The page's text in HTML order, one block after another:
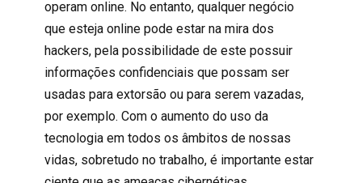
operam online. No entanto, qualquer negócio
que esteja online pode estar na mira dos
hackers, pela possibilidade de este possuir
informações confidenciais que possam ser
usadas para extorsão ou para serem vazadas,
por exemplo. Com o aumento do uso da
tecnologia em todos os âmbitos de nossas
vidas, sobretudo no trabalho, é importante estar